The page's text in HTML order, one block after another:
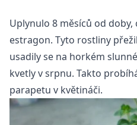
Uplynulo 8 měsíců od doby,
estragon. Tyto rostliny
usadily se na horkém
kvetly v srpnu. Takto
parapetu v květináči.